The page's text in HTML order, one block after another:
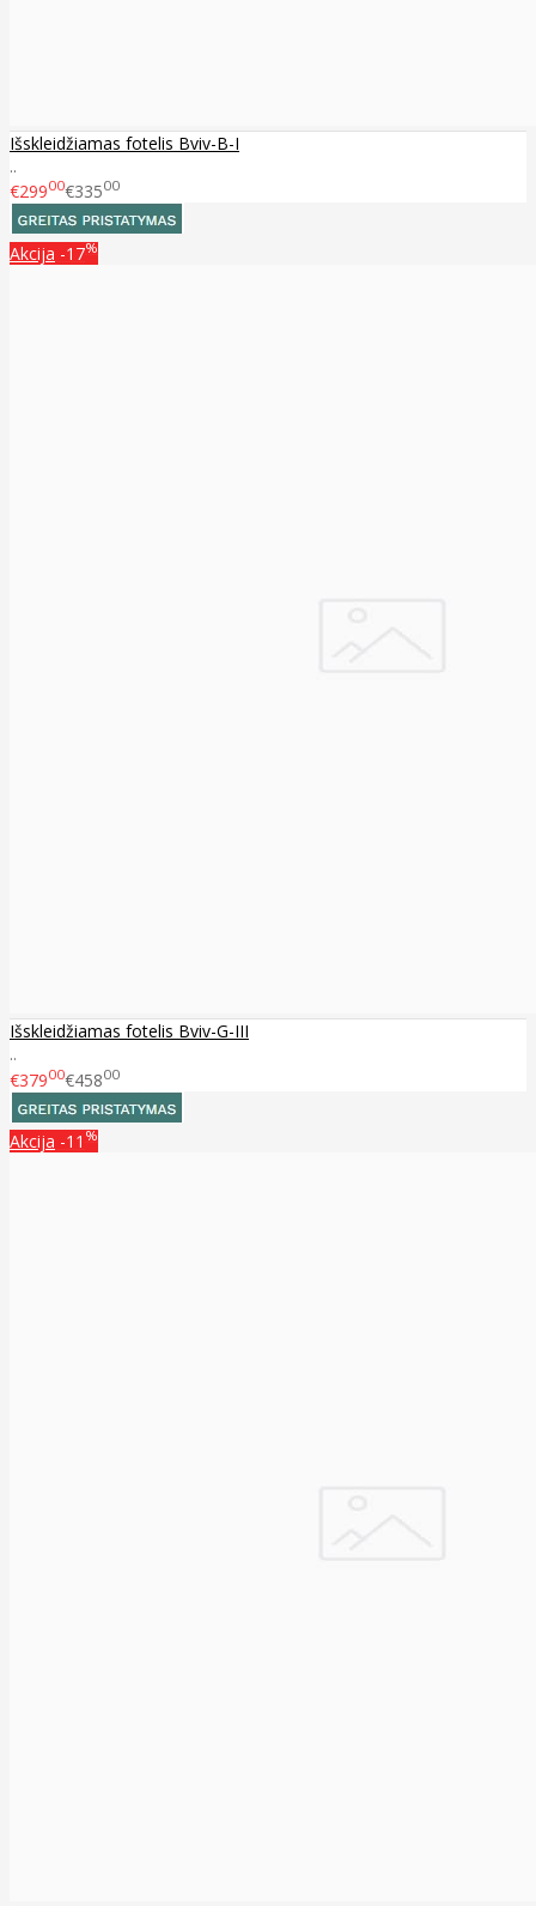
Išskleidžiamas fotelis Bviv-B-I
..
€29900€33500
Akcija -17%
Išskleidžiamas fotelis Bviv-G-III
..
€37900€45800
Akcija -11 %